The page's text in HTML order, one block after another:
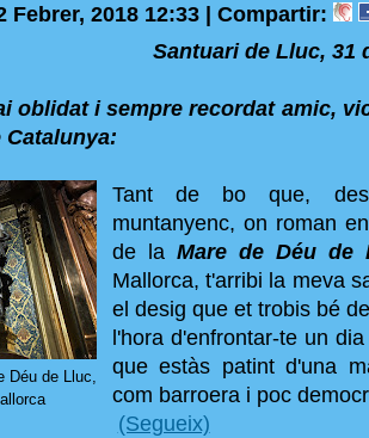
Febrer, 2018 12:33 | Compartir:
Santuari de Lluc, 31
oblidat i sempre recordat amic,
Catalunya:
Déu de Lluc,
Tant de bo que,
muntanyenc, on roman
de la Mare de Déu de
Mallorca, t'arribi la meva
el desig que et trobis bé
l'hora d'enfrontar-te un
que estàs patint d'una
com barroera i poc
(Segueix)